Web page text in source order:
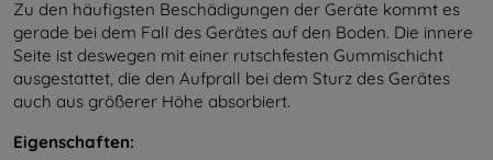
Zu den häufigsten Beschädigungen der Geräte kommt es
gerade bei dem Fall des Gerätes auf den Boden. Die innere
Seite ist deswegen mit einer rutschfesten Gummischicht
ausgestattet, die den Aufprall bei dem Sturz des Gerätes
auch aus größerer Höhe absorbiert.
Eigenschaften: